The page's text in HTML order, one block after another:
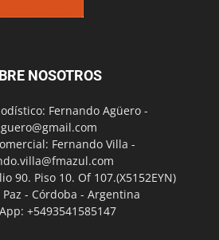
NOSOTROS
Fernando Agüero -
Fernando Villa -
90. Piso 10. Of 107.(X5152EYN)
- Córdoba - Argentina
+5493541585147